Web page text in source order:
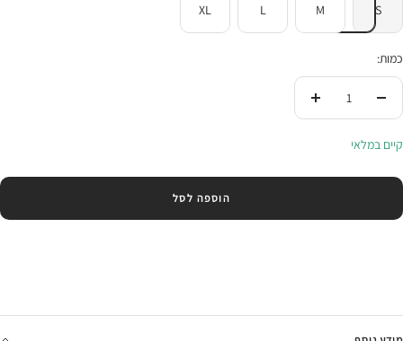
S
M
L
XL
כמות:
העלי
קיים במלאי
הוספה לסל